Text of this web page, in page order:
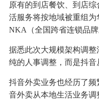
原有的到店餐饮、到店
活服务将按地域被重组
NKA（全国跨省连锁品牌
据悉此次大规模架构调
纯的人事调整，而是抖音
抖音外卖业务也经历了
音外卖从本地生活业务